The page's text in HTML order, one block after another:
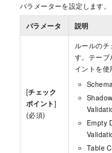
パラメーターを設定します。
パラメータ 説明
[チェック
ポイント]
(必須)
ルールの
す。テーブ
イントを使
Empty
Table